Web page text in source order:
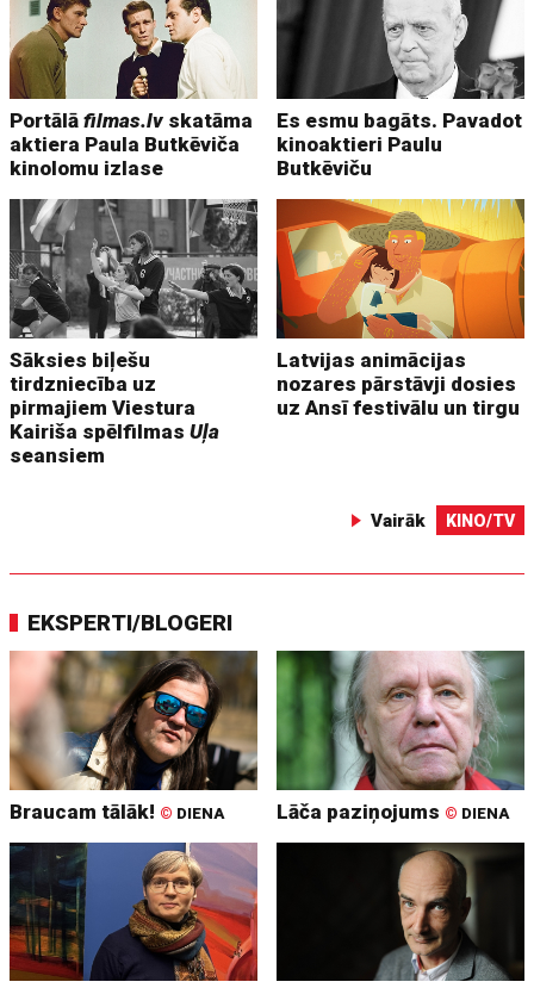
Portālāfilmas.lv skatāma
aktiera Paula Butkēviča
kinolomu izlase
Es esmu bagāts. Pavadot
kinoaktieri Paulu
Butkēviču
Sāksies biļešu
tirdzniecība uz
pirmajiem Viestura
Kairiša spēlfilmasUļa
seansiem
Latvijas animācijas
nozares pārstāvji dosies
uz Ansī festivālu un tirgu
Vairāk KINO/TV
EKSPERTI/BLOGERI
Braucam tālāk! © DIENA Lāča paziņojums © DIENA